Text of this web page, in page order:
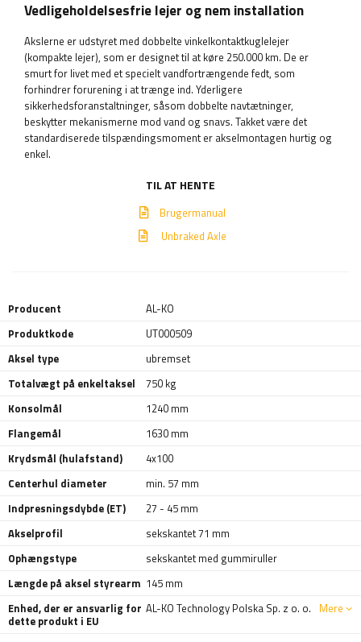
Vedligeholdelsesfrie lejer og nem installation
Akslerne er udstyret med dobbelte vinkelkontaktkuglelejer
(kompakte lejer), som er designet til at køre 250.000 km. De er
smurt for livet med et specielt vandfortrængende fedt, som
forhindrer forurening i at trænge ind. Yderligere
sikkerhedsforanstaltninger, såsom dobbelte navtætninger,
beskytter mekanismerne mod vand og snavs. Takket være det
standardiserede tilspændingsmoment er akselmontagen hurtig og
enkel.
TIL AT HENTE
Brugermanual
Unbraked Axle
Producent
AL-KO
Produktkode
UT000509
Aksel type
ubremset
Totalvægt på enkeltaksel
750 kg
Konsolmål
1240 mm
Flangemål
1630 mm
Krydsmål (hulafstand)
4x100
Centerhul diameter
min. 57 mm
Indpresningsdybde (ET)
27 - 45 mm
Akselprofil
sekskantet 71 mm
Ophængstype
sekskantet med gummiruller
Længde på aksel styrearm 145 mm
Enhed, der er ansvarlig for
dette produkt i EU
AL-KO Technology Polska Sp. z o. o. Mere